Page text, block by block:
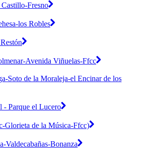
Fresno
los Robles
Avenida Viñuelas-Ffcc
Soto de la Moraleja-el Encinar de los
- Parque el Lucero
Glorieta de la Música-Ffcc)
Valdecabañas-Bonanza